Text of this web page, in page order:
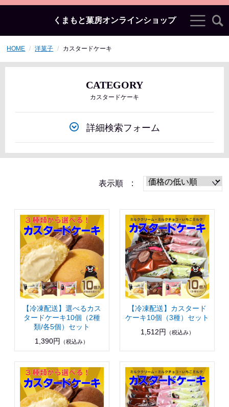
くまもと菓房オンラインショップ
HOME 洋菓子 カスタードケーキ
CATEGORY
カスタードケーキ
詳細検索フォーム
表示順 :
【冷凍配送】選べるカス
タードケーキ10個（2種
類/各5個）セット
1,390円
（税込み）
【冷凍配送】カスタード
ケーキ10個（3種）セット
1,512円
（税込み）